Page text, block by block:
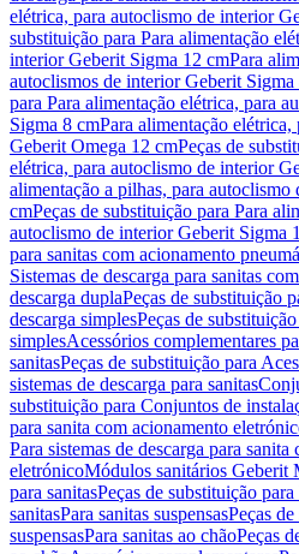
elétrica, para autoclismo de interior
substituição para Para alimentação
interior Geberit Sigma 12 cmPara
autoclismos de interior Geberit Sigma
para Para alimentação elétrica, para
Sigma 8 cmPara alimentação
Geberit Omega 12 cmPeças de
elétrica, para autoclismo de interior
alimentação a pilhas, para
cmPeças de substituição para Para
autoclismo de interior Geberit Sigma
para sanitas com acionamento
Sistemas de descarga para sanitas
descarga duplaPeças de substituição
descarga simplesPeças de
simplesAcessórios complementares
sanitasPeças de substituição para
sistemas de descarga para sanitas
substituição para Conjuntos de
para sanita com acionamento
Para sistemas de descarga para
eletrónicoMódulos sanitários Geberit
para sanitasPeças de substituição
sanitasPara sanitas suspensasPeças
suspensasPara sanitas ao chãoPeças